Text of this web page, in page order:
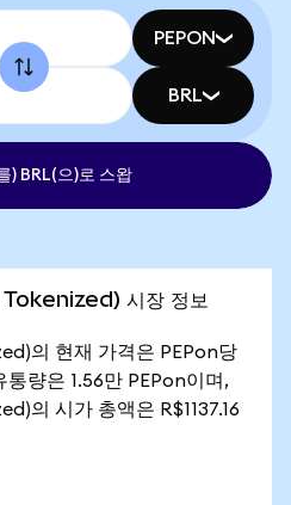
PEPON
BRL
) BRL(으)로 스왑
시장 정보
의 현재 가격은 PEPon당
량은 1.56만 PEPon이며,
의 시가 총액은 R$1137.16